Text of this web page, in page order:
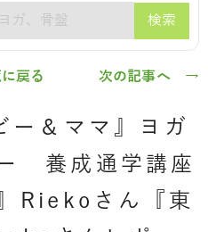
検索
戻る 次の記事へ →
ー＆ママ』ヨガ
養成通学講座
Riekoさん『東